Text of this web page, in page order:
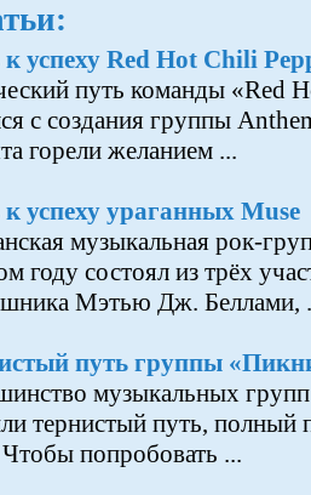
успеху Red Hot Chili
путь команды «Red
с создания группы
горели желанием ...
успеху ураганных Muse
музыкальная рок-
году состоял из трёх
Мэтью Дж. Беллами,
путь группы
музыкальных
тернистый путь, полный
попробовать ...